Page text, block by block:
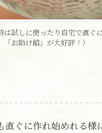
は試しに使ったり自宅で直ぐ
「お助け餡」が大好評！）
直ぐに作れ始めれる様